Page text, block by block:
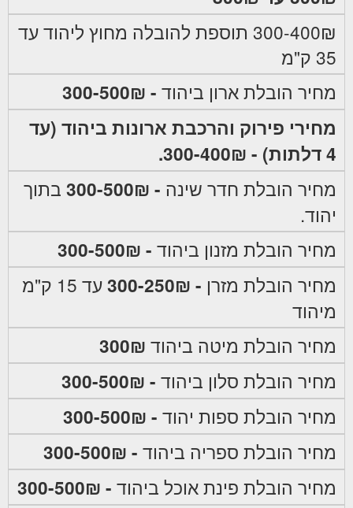
300-400₪ תוספת להובלה מחוץ ליהוד עד
35 ק"מ
מחיר הובלת ארון ביהוד - 300-500₪
מחירי פירוק והרכבת ארונות ביהוד (עד
4 דלתות) - 300-400₪.
מחיר הובלת חדר שינה - 300-500₪
בתוך
יהוד.
מחיר הובלת מזנון ביהוד - 300-500₪
מחיר הובלת מזרן - 300-250₪
עד 15 ק"מ
מיהוד
מחיר הובלת מיטה ביהוד 300₪
מחיר הובלת סלון ביהוד - 300-500₪
מחיר הובלת ספות יהוד - 300-500₪
מחיר הובלת ספריה ביהוד - 300-500₪
מחיר הובלת פינת אוכל ביהוד - 300-500₪